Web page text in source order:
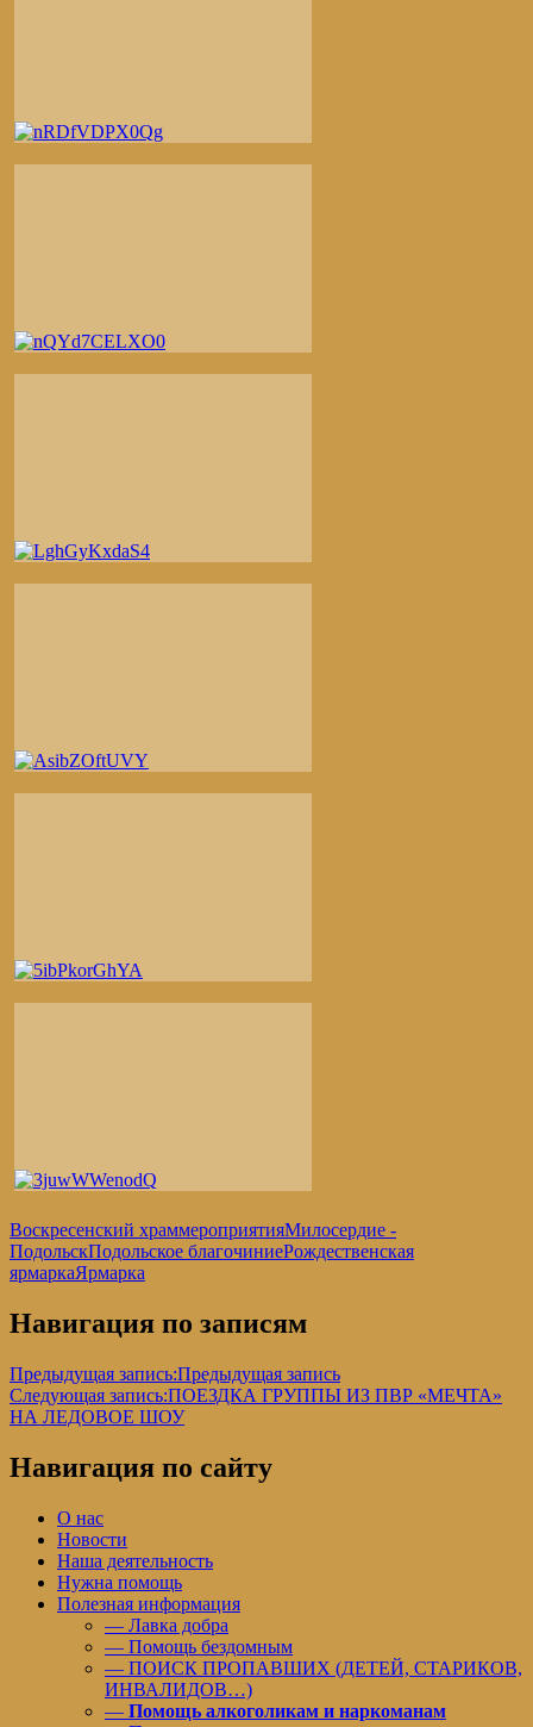
Воскресенский храммероприятияМилосердие -
ПодольскПодольское благочиниеРождественская
ярмаркаЯрмарка
Навигация по записям
Предыдущая запись:Предыдущая запись
Следующая запись:ПОЕЗДКА ГРУППЫ ИЗ ПВР «МЕЧТА»
НА ЛЕДОВОЕ ШОУ
Навигация по сайту
О нас
Новости
Наша деятельность
Нужна помощь
Полезная информация
— Лавка добра
— Помощь бездомным
— ПОИСК ПРОПАВШИХ (ДЕТЕЙ, СТАРИКОВ,
ИНВАЛИДОВ…)
— Помощь алкоголикам и наркоманам